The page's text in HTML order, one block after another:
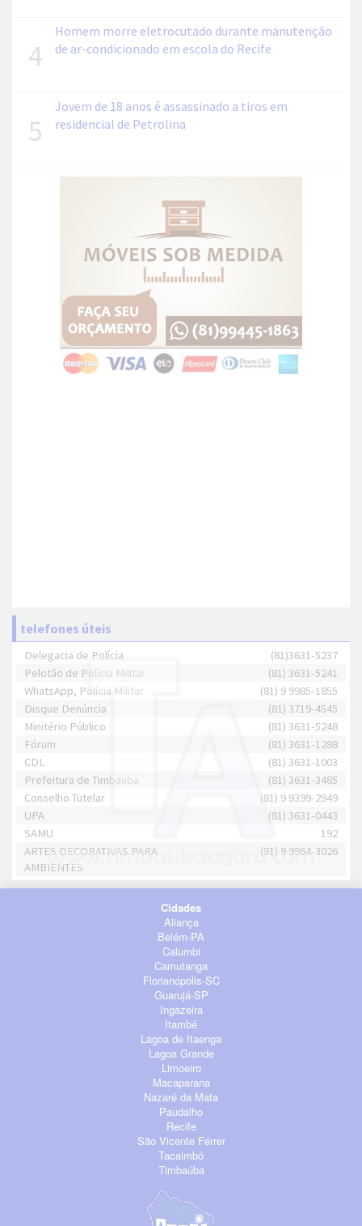
4
Homem morre eletrocutado durante manutenção
de ar-condicionado em escola do Recife
5
Jovem de 18 anos é assassinado a tiros em
residencial de Petrolina
telefones úteis
Delegacia de Polícia
(81)3631-5237
Pelotão de Polícia Militar
(81) 3631-5241
WhatsApp, Polícia Militar
(81) 9 9985-1855
Disque Denúncia
(81) 3719-4545
Minitério Público
(81) 3631-5248
Fórum
(81) 3631-1288
CDL
(81) 3631-1003
Prefeitura de Timbaúba
(81) 3631-3485
Conselho Tutelar
(81) 9 9399-2949
UPA
(81) 3631-0443
SAMU
192
ARTES DECORATIVAS PARA
AMBIENTES
(81) 9 9964-3026
Cidades
Aliança
Belém-PA
Calumbi
Camutanga
Florianópolis-SC
Guarujá-SP
Ingazeira
Itambé
Lagoa de Itaenga
Lagoa Grande
Limoeiro
Macaparana
Nazaré da Mata
Paudalho
Recife
São Vicente Férrer
Tacaimbó
Timbaúba